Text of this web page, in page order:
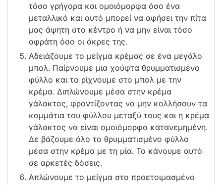
τόσο γρήγορα και ομοιόμορφα όσο ένα
μεταλλικό και αυτό μπορεί να αφήσει την πίτα
μας άψητη στο κέντρο ή να μην είναι τόσο
αφράτη όσο οι άκρες της.
Αδειάζουμε το μείγμα κρέμας σε ένα μεγάλο
μπολ. Παίρνουμε μια χούφτα θρυμματισμένο
φύλλο και το ρίχνουμε στο μπολ με την
κρέμα. Διπλώνουμε μέσα στην κρέμα
γάλακτος, φροντίζοντας να μην κολλήσουν τα
κομμάτια του φύλλου μεταξύ τους και η κρέμα
γάλακτος να είναι ομοιόμορφα κατανεμημένη.
Δε βάζουμε όλο το θρυμματισμένο φύλλο
μέσα στην κρέμα με τη μία. Το κάνουμε αυτό
σε αρκετές δόσεις.
Απλώνουμε το μείγμα στο προετοιμασμένο